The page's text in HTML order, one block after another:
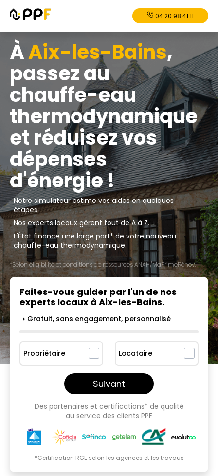
04 20 98 41 11
ÀAix-les-Bains,
passez au
chauffe-eau
thermodynamique
et réduisez vos
dépenses
d'énergie !
Notre simulateur estime vos aides en quelques
étapes.
Nos experts locaux gèrent tout de A à Z.
L'État finance une large part* de votre nouveau
chauffe-eau thermodynamique.
*Selon éligibilité et conditions de ressources ANAH/MaPrimeRénov'.
Faites-vous guider par l'un de nos
experts locaux à Aix-les-Bains.
➝ Gratuit, sans engagement, personnalisé
Propriétaire Locataire
Suivant
Des partenaires et certifications* de qualité
au service des clients PPF
*Certification RGE selon les agences et les travaux